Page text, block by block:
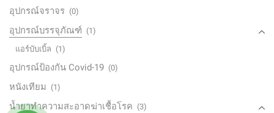
อุปกรณ์จราจร (0)
อุปกรณ์บรรจุภัณฑ์ (1)
แอร์บับเบิ้ล (1)
อุปกรณ์ป้องกัน Covid-19 (0)
หนังเทียม (1)
น้ำยาทำความสะอาดฆ่าเชื้อโรค (3)